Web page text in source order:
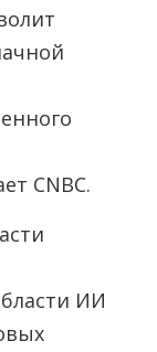
CNBC.
ИИ